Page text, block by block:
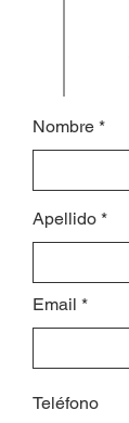
Nombre
Apellido
Email
Teléfono